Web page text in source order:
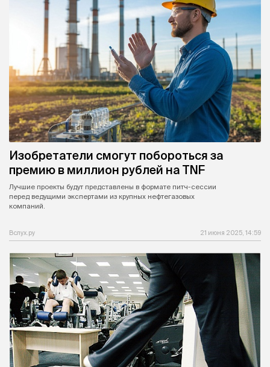
Изобретатели смогут побороться за
премию в миллион рублей на TNF
Лучшие проекты будут представлены в формате питч-сессии
перед ведущими экспертами из крупных нефтегазовых
компаний.
Вслух.ру 21 июня 2025, 14:59